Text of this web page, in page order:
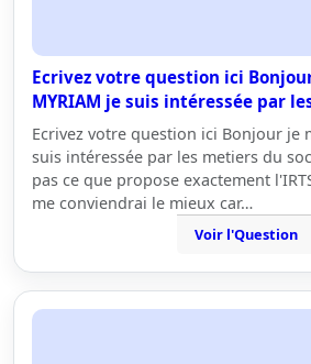
Ecrivez votre question ici
MYRIAM je suis intéressée par
Ecrivez votre question ici Bonjour je
suis intéressée par les metiers du
pas ce que propose exactement
me conviendrai le mieux car…
Voir l'Question